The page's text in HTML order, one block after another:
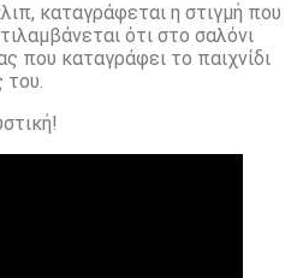
καταγράφεται η στιγμή που
ότι στο σαλόνι
που καταγράφει το παιχνίδι
του.